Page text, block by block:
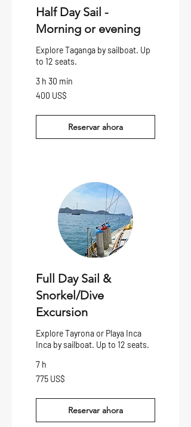
Half Day Sail -
Morning or evening
Explore Taganga by sailboat. Up
to 12 seats.
3 h 30 min
400
dólares
400 US$
Reservar ahora
Full Day Sail &
Snorkel/Dive
Excursion
Explore Tayrona or Playa Inca
Inca by sailboat. Up to 12 seats.
7 h
775
dólares
775 US$
Reservar ahora